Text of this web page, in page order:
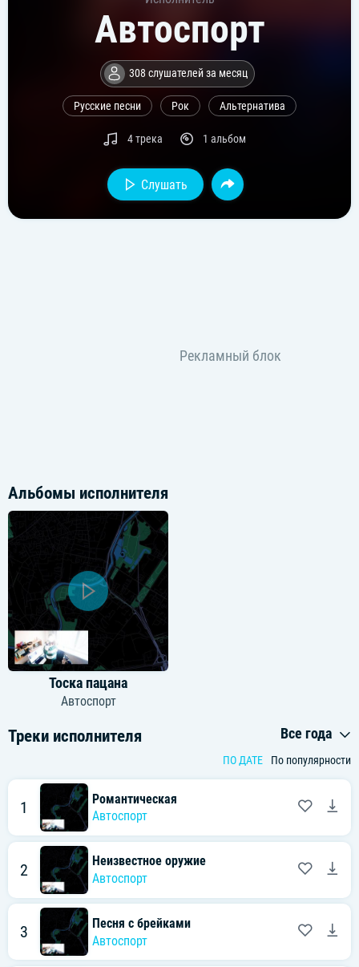
Автоспорт
308 слушателей за месяц
Русские песни Рок Альтернатива
4 трека 1 альбом
Слушать
Альбомы исполнителя
Тоска пацана
Автоспорт
Треки исполнителя Все года
ПО ДАТЕ По популярности
1
Романтическая
Автоспорт
2
Неизвестное оружие
Автоспорт
3
Песня с брейками
Автоспорт